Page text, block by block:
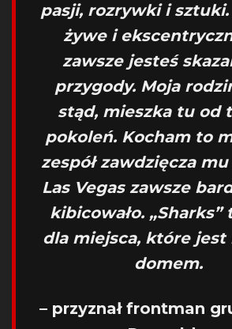
pasji, rozrywki i sztuki.
żywe i
zawsze jesteś
przygody. Moja
stąd, mieszka tu od
pokoleń. Kocham to
zespół zawdzięcza
Las Vegas zawsze
kibicowało. „Sharks”
dla miejsca, które jest
domem.
– przyznał frontman